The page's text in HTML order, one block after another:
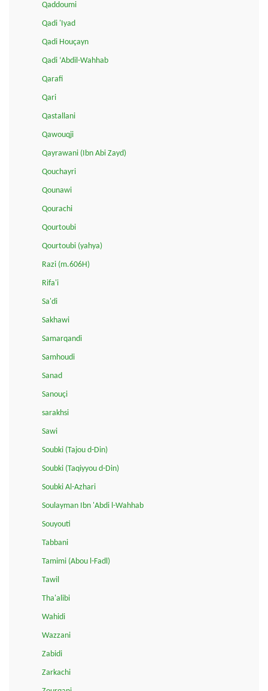
Qaddoumi
Qadi 'Iyad
Qadi Houçayn
Qadi ‘Abdil-Wahhab
Qarafi
Qari
Qastallani
Qawouqji
Qayrawani (Ibn Abi Zayd)
Qouchayri
Qounawi
Qourachi
Qourtoubi
Qourtoubi (yahya)
Razi (m.606H)
Rifa'i
Sa'di
Sakhawi
Samarqandi
Samhoudi
Sanad
Sanouçi
sarakhsi
Sawi
Soubki (Tajou d-Din)
Soubki (Taqiyyou d-Din)
Soubki Al-Azhari
Soulayman Ibn 'Abdi l-Wahhab
Souyouti
Tabbani
Tamimi (Abou l-Fadl)
Tawil
Tha'alibi
Wahidi
Wazzani
Zabidi
Zarkachi